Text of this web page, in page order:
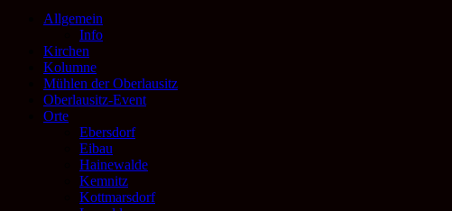
Allgemein
Info
Kirchen
Kolumne
Mühlen der Oberlausitz
Oberlausitz-Event
Orte
Ebersdorf
Eibau
Hainewalde
Kemnitz
Kottmarsdorf